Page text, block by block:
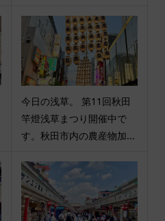
今日の浅草。 第11回秋田
竿燈浅草まつり開催中で
す。秋田市内の農産物加...